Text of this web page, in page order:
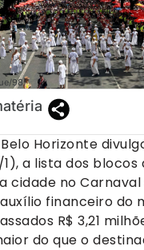
98)
Horizonte
a lista dos blocos
cidade no Carnaval
financeiro do
R$ 3,21
do que o